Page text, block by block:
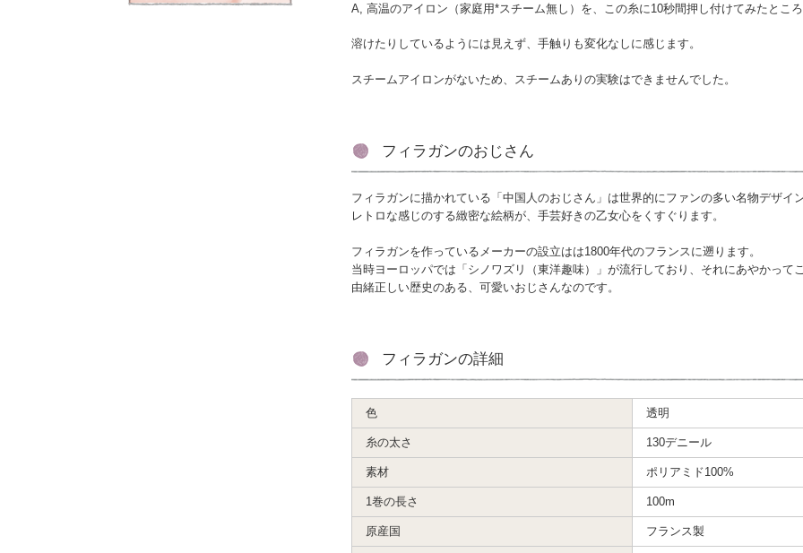
A, 高温のアイロン（家庭用*スチーム無し）を、この糸に10秒間押し付けてみたとこ
溶けたりしているようには見えず、手触りも変化なしに感じます。
スチームアイロンがないため、スチームありの実験はできませんでした。
フィラガンのおじさん
フィラガンに描かれている「中国人のおじさん」は世界的にファンの多い名物デザイ
レトロな感じのする緻密な絵柄が、手芸好きの乙女心をくすぐります。
フィラガンを作っているメーカーの設立はは1800年代のフランスに遡ります。
当時ヨーロッパでは「シノワズリ（東洋趣味）」が流行しており、それにあやかって
由緒正しい歴史のある、可愛いおじさんなのです。
フィラガンの詳細
色 透明
糸の太さ 130デニール
素材 ポリアミド100%
1巻の長さ 100m
原産国 フランス製